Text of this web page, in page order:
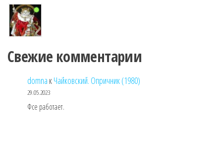
Свежие комментарии
domna кЧайковский. Опричник (1980)
29.05.2023
Фсе работает.